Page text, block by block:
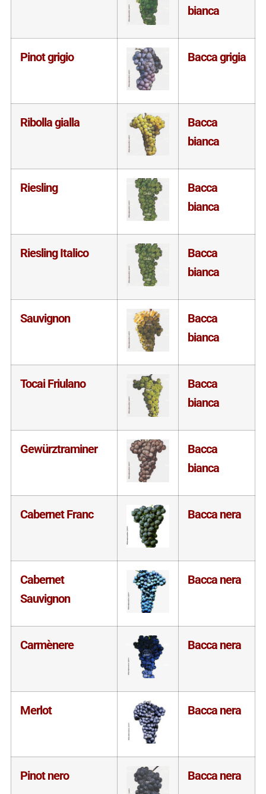
bianca
Pinot grigio Bacca grigia
Ribolla gialla
Bacca
bianca
Riesling
Bacca
bianca
Riesling Italico
Bacca
bianca
Sauvignon
Bacca
bianca
Tocai Friulano
Bacca
bianca
Gewürztraminer
Bacca
bianca
Cabernet Franc Bacca nera
Cabernet
Sauvignon
Bacca nera
Carmènere Bacca nera
Merlot Bacca nera
Pinot nero Bacca nera